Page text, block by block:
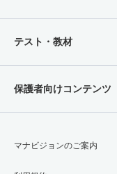
テスト・教材
保護者向けコンテンツ
マナビジョンのご案内